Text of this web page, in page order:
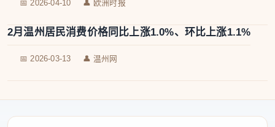
📅 2026-04-10 👤 欧洲时报
2月温州居民消费价格同比上涨1.0%、环比上涨1.1%
📅 2026-03-13 👤 温州网